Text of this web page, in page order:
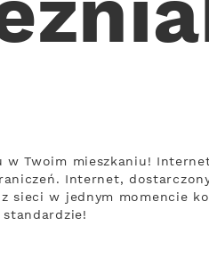
w Twoim mieszkaniu!
Internet,
sieci w jednym momencie